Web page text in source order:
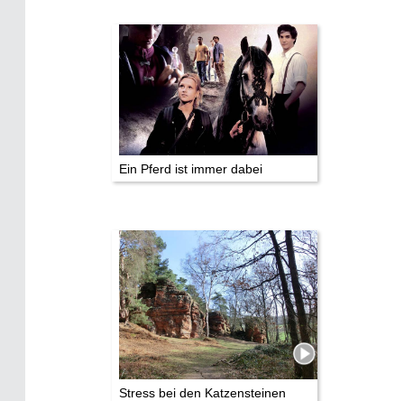
Ein Pferd ist immer dabei
Stress bei den Katzensteinen